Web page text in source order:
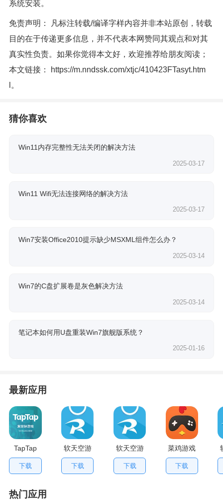
系统安装。
免责声明： 凡标注转载/编译字样内容并非本站原创，转载
目的在于传递更多信息，并不代表本网赞同其观点和对其
真实性负责。如果你觉得本文好，欢迎推荐给朋友阅读；
本文链接：
https://m.nndssk.com/xtjc/410423FTasyt.htm
。
猜你喜欢
Win11内存完整性无法关闭的解决方法
2025-03-17
Win11 Wifi无法连接网络的解决方法
2025-03-17
Win7安装Office2010提示缺少MSXML组件怎么办？
2025-03-14
Win7的C盘扩展卷是灰色解决方法
2025-03-14
笔记本如何用U盘重装Win7旗舰版系统？
2025-01-16
最新应用
TapTap
V2.84.0
手机版
下载
软天空游
戏盒应用
下载
软天空游
戏大全
App
下载
菜鸡游戏
不用排队
版
下载
热门应用